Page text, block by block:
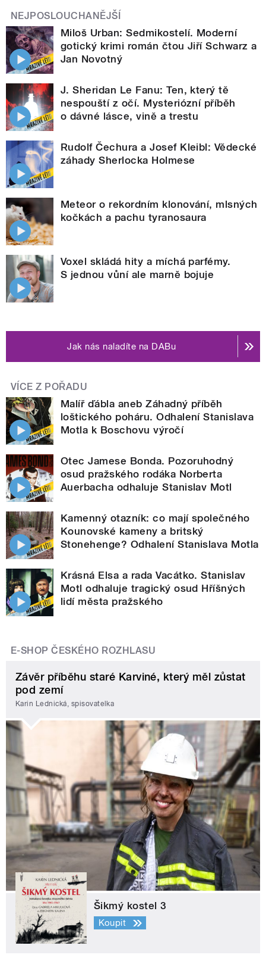
NEJPOSLOUCHANĚJŠÍ
Miloš Urban: Sedmikostelí. Moderní
gotický krimi román čtou Jiří Schwarz a
Jan Novotný
J. Sheridan Le Fanu: Ten, který tě
nespouští z očí. Mysteriózní příběh
o dávné lásce, vině a trestu
Rudolf Čechura a Josef Kleibl: Vědecké
záhady Sherlocka Holmese
Meteor o rekordním klonování, mlsných
kočkách a pachu tyranosaura
Voxel skládá hity a míchá parfémy.
S jednou vůní ale marně bojuje
Jak nás naladíte na DABu
VÍCE Z POŘADU
Malíř ďábla aneb Záhadný příběh
loštického poháru. Odhalení Stanislava
Motla k Boschovu výročí
Otec Jamese Bonda. Pozoruhodný
osud pražského rodáka Norberta
Auerbacha odhaluje Stanislav Motl
Kamenný otazník: co mají společného
Kounovské kameny a britský
Stonehenge? Odhalení Stanislava Motla
Krásná Elsa a rada Vacátko. Stanislav
Motl odhaluje tragický osud Hříšných
lidí města pražského
E-SHOP ČESKÉHO ROZHLASU
Závěr příběhu staré Karviné, který měl zůstat
pod zemí
Karin Lednická, spisovatelka
Šikmý kostel 3
Koupit